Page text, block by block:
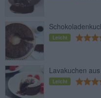
Leicht
Lavakuchen
Leicht